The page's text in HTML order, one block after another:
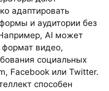
адаптировать
и аудитории без
AI может
формат видео,
социальных
Facebook или Twitter.
способен